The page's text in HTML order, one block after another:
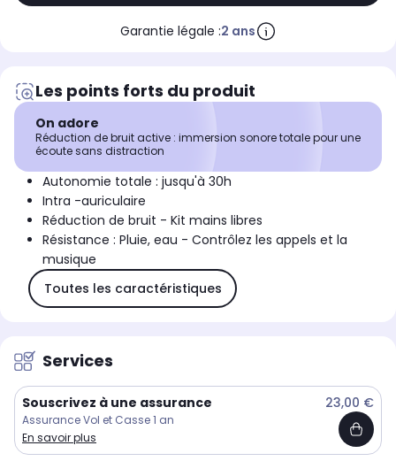
Garantie légale :2 ans
Les points forts du produit
On adore
Réduction de bruit active : immersion sonore totale pour une
écoute sans distraction
Autonomie totale : jusqu'à 30h
Intra -auriculaire
Réduction de bruit - Kit mains libres
Résistance : Pluie, eau - Contrôlez les appels et la
musique
Toutes les caractéristiques
Services
Souscrivez à une assurance 23,00 €
Assurance Vol et Casse 1 an
En savoir plus